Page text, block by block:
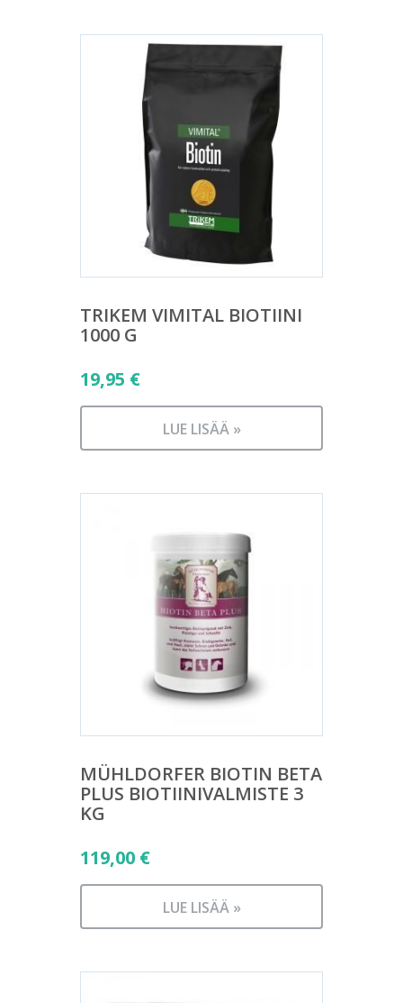
TRIKEM VIMITAL BIOTIINI
1000 G
19,95 €
LUE LISÄÄ »
MÜHLDORFER BIOTIN BETA
PLUS BIOTIINIVALMISTE 3
KG
119,00 €
LUE LISÄÄ »